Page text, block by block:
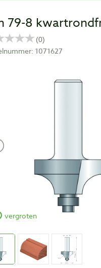
79-8
1071627
vergroten